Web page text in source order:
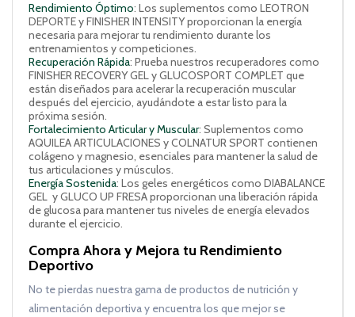
Rendimiento Óptimo: Los suplementos como LEOTRON
DEPORTE y FINISHER INTENSITY proporcionan la energía
necesaria para mejorar tu rendimiento durante los
entrenamientos y competiciones.
Recuperación Rápida: Prueba nuestros recuperadores como
FINISHER RECOVERY GEL y GLUCOSPORT COMPLET que
están diseñados para acelerar la recuperación muscular
después del ejercicio, ayudándote a estar listo para la
próxima sesión.
Fortalecimiento Articular y Muscular: Suplementos como
AQUILEA ARTICULACIONES y COLNATUR SPORT contienen
colágeno y magnesio, esenciales para mantener la salud de
tus articulaciones y músculos.
Energía Sostenida: Los geles energéticos como DIABALANCE
GEL y GLUCO UP FRESA proporcionan una liberación rápida
de glucosa para mantener tus niveles de energía elevados
durante el ejercicio.
Compra Ahora y Mejora tu Rendimiento
Deportivo
No te pierdas nuestra gama de productos de nutrición y
alimentación deportiva y encuentra los que mejor se